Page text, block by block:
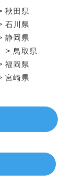
秋田県
石川県
静岡県
鳥取県
福岡県
宮崎県